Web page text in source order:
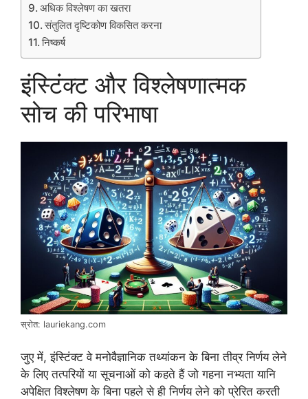
अधिक विश्लेषण का खतरा
संतुलित दृष्टिकोण विकसित करना
निष्कर्ष
इंस्टिंक्ट और विश्लेषणात्मक
सोच की परिभाषा
स्रोत: lauriekang.com
जुए में, इंस्टिंक्ट वे मनोवैज्ञानिक तथ्यांकन के बिना तीव्र निर्णय लेने
के लिए तत्परियों या सूचनाओं को कहते हैं जो गहना नभ्यता यानि
अपेक्षित विश्लेषण के बिना पहले से ही निर्णय लेने को प्रेरित करती